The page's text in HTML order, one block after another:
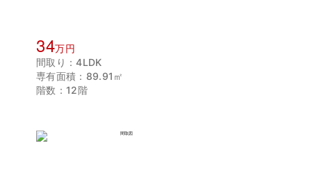
34万円
間取り：4LDK
専有面積：89.91㎡
階数：12階